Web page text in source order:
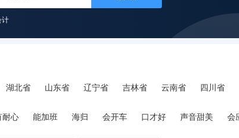
计
湖北省 山东省 辽宁省 吉林省 云南省
四川省
耐心 能加班 海归 会开车 口才好 声音甜美
会